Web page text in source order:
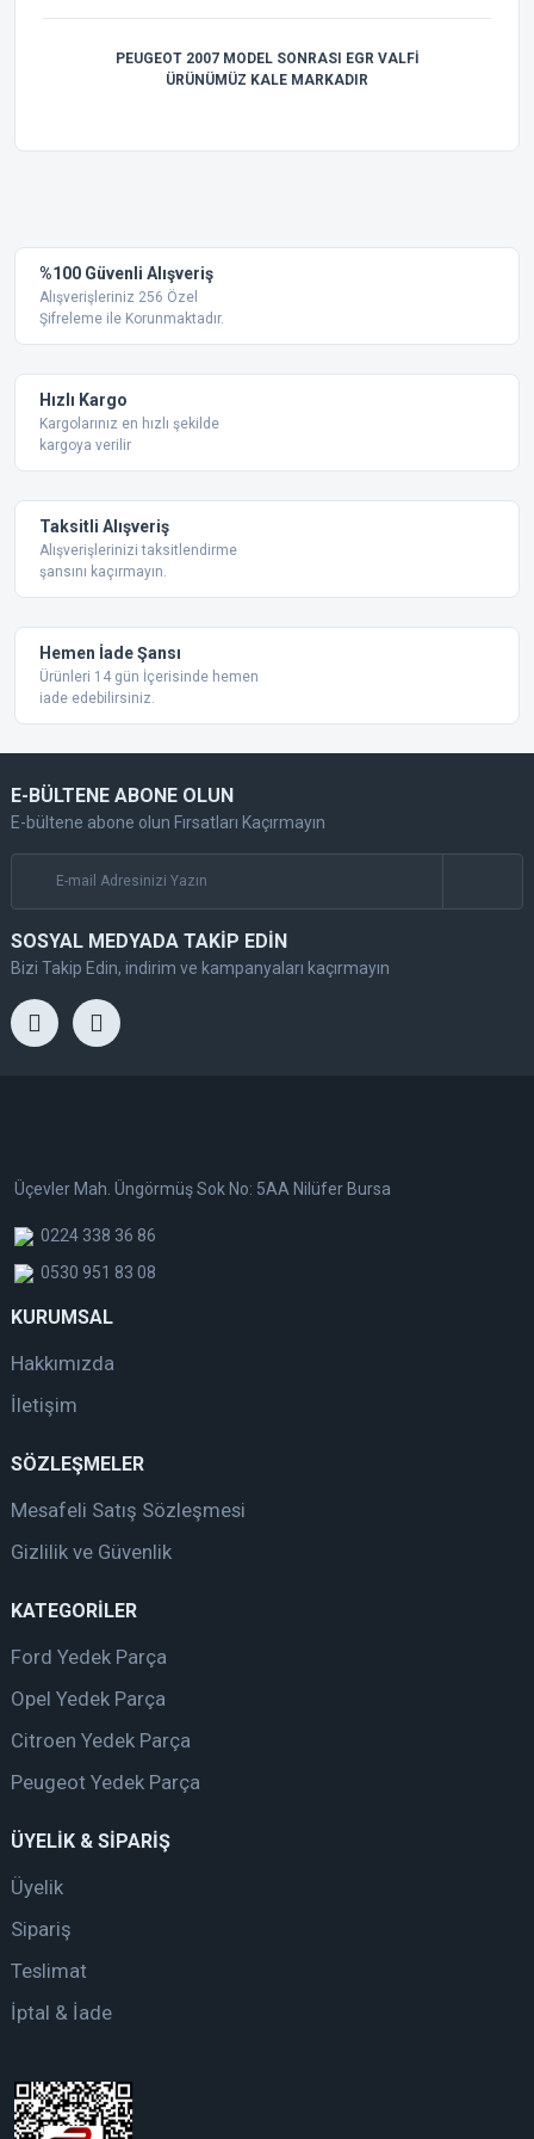
PEUGEOT 2007 MODEL SONRASI EGR VALFİ
ÜRÜNÜMÜZ KALE MARKADIR
Ürün resmi kalitesiz, bozuk veya görüntülenemiyor.
Ürün açıklamasında eksik bilgiler bulunuyor.
Bu ürüne benzer farklı alternatifler olmalı.
%100 Güvenli Alışveriş
Alışverişleriniz 256 Özel
Şifreleme ile Korunmaktadır.
Hızlı Kargo
Kargolarınız en hızlı şekilde
kargoya verilir
Taksitli Alışveriş
Alışverişlerinizi taksitlendirme
şansını kaçırmayın.
Hemen İade Şansı
Ürünleri 14 gün İçerisinde hemen
iade edebilirsiniz.
E-BÜLTENE ABONE OLUN
E-bültene abone olun Fırsatları Kaçırmayın
SOSYAL MEDYADA TAKİP EDİN
Bizi Takip Edin, indirim ve kampanyaları kaçırmayın
Üçevler Mah. Üngörmüş Sok No: 5AA Nilüfer Bursa
0224 338 36 86
0530 951 83 08
KURUMSAL
Hakkımızda
İletişim
SÖZLEŞMELER
Mesafeli Satış Sözleşmesi
Gizlilik ve Güvenlik
KATEGORİLER
Ford Yedek Parça
Opel Yedek Parça
Citroen Yedek Parça
Peugeot Yedek Parça
ÜYELİK & SİPARİŞ
Üyelik
Sipariş
Teslimat
İptal & İade